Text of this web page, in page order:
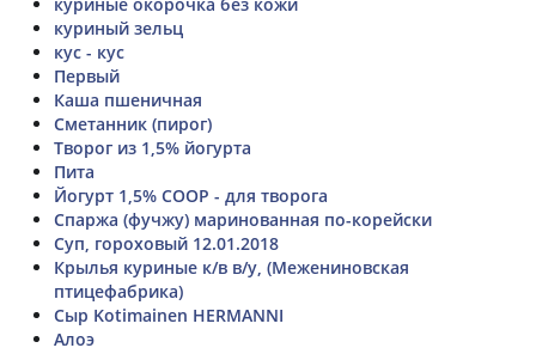
куриный зельц
кус - кус
Первый
Каша пшеничная
Сметанник (пирог)
Творог из 1,5% йогурта
Пита
Йогурт 1,5% СООР - для творога
Спаржа (фучжу) маринованная по-корейски
Суп, гороховый 12.01.2018
Крылья куриные к/в в/у, (Межениновская
птицефабрика)
Сыр Kotimainen HERMANNI
Алоэ